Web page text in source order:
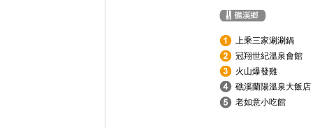
上乘三家涮涮鍋
冠翔世紀溫泉會館
火山爆發雞
礁溪蘭陽溫泉大飯店
老如意小吃館